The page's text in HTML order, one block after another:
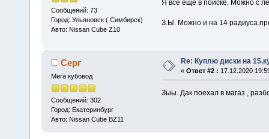
Сообщений: 73
Город: Ульяновск ( Симбирск)
Авто: Nissan Cube Z10
Я все еще в поиске. Можно с
З.Ы. Можно и на 14
Серг
Мега кубовод
Сообщений: 302
Город: Екатеринбург
Авто: Nissan Cube BZ11
Re: Куплю диски на
« Ответ #2 : 17.12.2020
Зыы. Дак поехал в магаз ,